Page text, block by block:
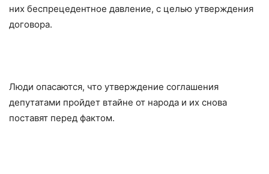
них беспрецедентное давление, с целью утверждения
договора.
Люди опасаются, что утверждение соглашения
депутатами пройдет втайне от народа и их снова
поставят перед фактом.